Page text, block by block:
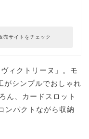
売サイトをチェック
ィクトリーヌ」。モ
がシンプルでおしゃれ
ん、カードスロット
ンパクトながら収納